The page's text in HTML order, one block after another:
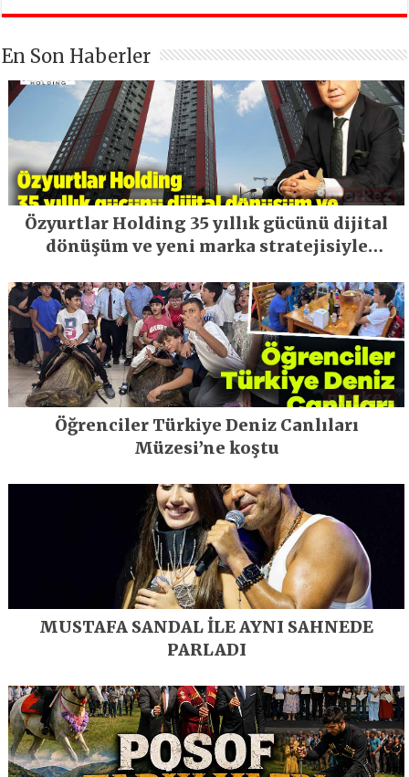
En Son Haberler
Özyurtlar Holding 35 yıllık gücünü dijital
dönüşüm ve yeni marka stratejisiyle
Öğrenciler Türkiye Deniz Canlıları
Müzesi’ne koştu
MUSTAFA SANDAL İLE AYNI SAHNEDE
PARLADI